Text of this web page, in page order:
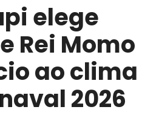
elege
Rei Momo
ao clima
2026